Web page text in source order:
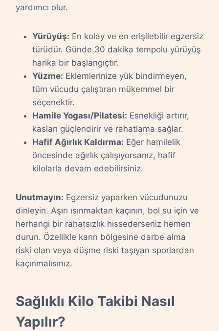
yardımcı olur.
Yürüyüş: En kolay ve en erişilebilir egzersiz
türüdür. Günde 30 dakika tempolu yürüyüş
harika bir başlangıçtır.
Yüzme: Eklemlerinize yük bindirmeyen,
tüm vücudu çalıştıran mükemmel bir
seçenektir.
Hamile Yogası/Pilatesi: Esnekliği artırır,
kasları güçlendirir ve rahatlama sağlar.
Hafif Ağırlık Kaldırma: Eğer hamilelik
öncesinde ağırlık çalışıyorsanız, hafif
kilolarla devam edebilirsiniz.
Unutmayın: Egzersiz yaparken vücudunuzu
dinleyin. Aşırı ısınmaktan kaçının, bol su için ve
herhangi bir rahatsızlık hissederseniz hemen
durun. Özellikle karın bölgesine darbe alma
riski olan veya düşme riski taşıyan sporlardan
kaçınmalısınız.
Sağlıklı Kilo Takibi Nasıl
Yapılır?